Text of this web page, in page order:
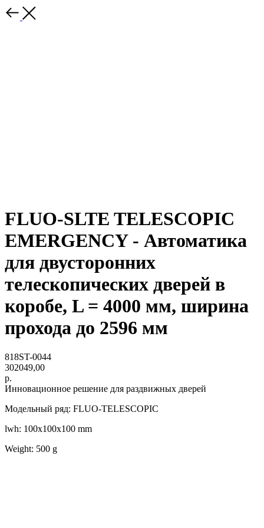
FLUO-SLTE TELESCOPIC
EMERGENCY - Автоматика
для двусторонних
телескопических дверей в
коробе, L = 4000 мм, ширина
прохода до 2596 мм
818ST-0044
302049,00
р.
Инновационное решение для раздвижных дверей
Модельный ряд: FLUO-TELESCOPIC
lwh: 100x100x100 mm
Weight: 500 g